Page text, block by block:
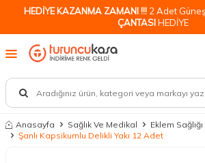
HEDİYE KAZANMA ZAMANI !!! 2 Adet
ÇANTASIHEDİYE
Anasayfa Sağlık Ve Medikal
Eklem Sağlığı
Şanlı Kapsikumlu Delikli Yakı 12 Adet